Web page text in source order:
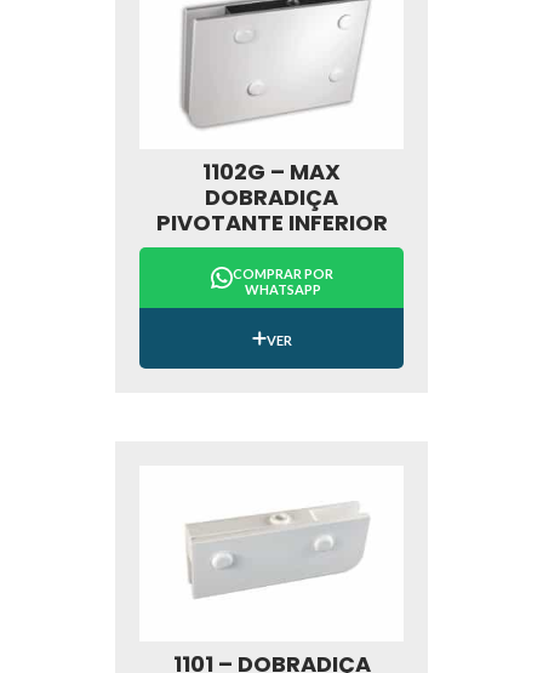
1102G – MAX
DOBRADIÇA
PIVOTANTE INFERIOR
COMPRAR POR
WHATSAPP
VER
1101 – DOBRADIÇA